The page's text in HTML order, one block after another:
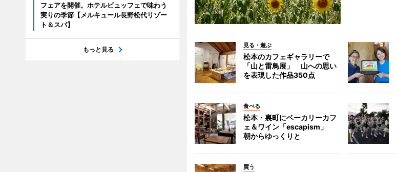
見る・遊ぶ
松本のカフェギャラリーで
「山と雷鳥展」 山への思い
を表現した作品350点
食べる
松本・裏町にベーカリーカフ
ェ＆ワイン「escapism」
朝からゆっくりと
買う
フェアを開催。ホテルビュッフェで味わう
実りの季節【メルキュール長野松代リゾー
ト＆スパ】
もっと見る